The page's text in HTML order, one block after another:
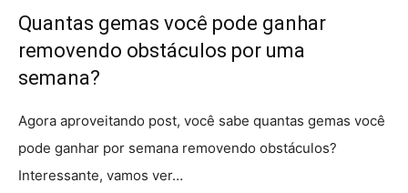
Quantas gemas você pode ganhar
removendo obstáculos por uma
semana?
Agora aproveitando post, você sabe quantas gemas você
pode ganhar por semana removendo obstáculos?
Interessante, vamos ver…